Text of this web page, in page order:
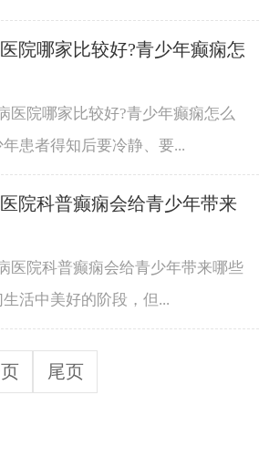
院哪家比较好?青少年癫痫怎
医院哪家比较好?青少年癫痫怎么
患者得知后要冷静、要...
院科普癫痫会给青少年带来
医院科普癫痫会给青少年带来哪些
活中美好的阶段，但...
尾页